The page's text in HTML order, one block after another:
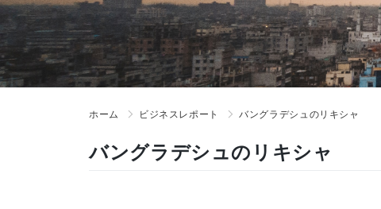
ホーム ビジネスレポート バングラデシュのリキシャ
バングラデシュのリキシャ